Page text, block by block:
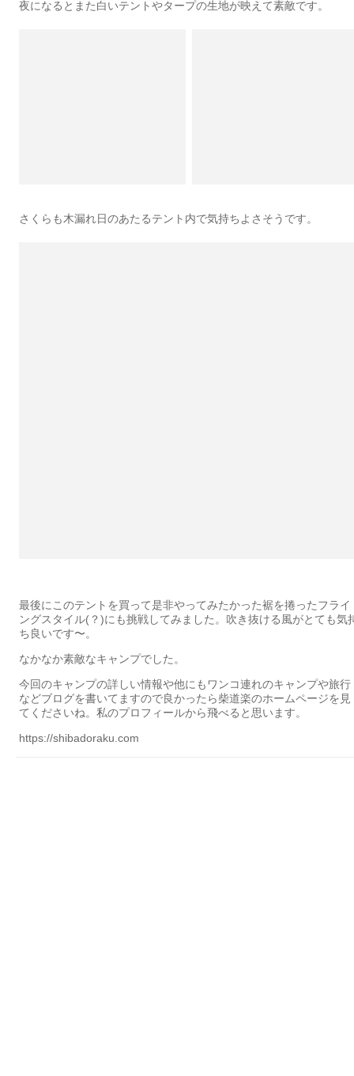
夜になるとまた白いテントやタープの生地が映えて素敵です。
さくらも木漏れ日のあたるテント内で気持ちよさそうです。
最後にこのテントを買って是非やってみたかった裾を捲ったフライ
ングスタイル(？)にも挑戦してみました。吹き抜ける風がとても気
ち良いです〜。
なかなか素敵なキャンプでした。
今回のキャンプの詳しい情報や他にもワンコ連れのキャンプや旅行
などブログを書いてますので良かったら柴道楽のホームページを見
てくださいね。私のプロフィールから飛べると思います。
https://shibadoraku.com